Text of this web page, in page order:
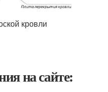
кровли
на сайте: